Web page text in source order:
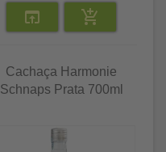
Cachaça Harmonie
Schnaps Prata 700ml